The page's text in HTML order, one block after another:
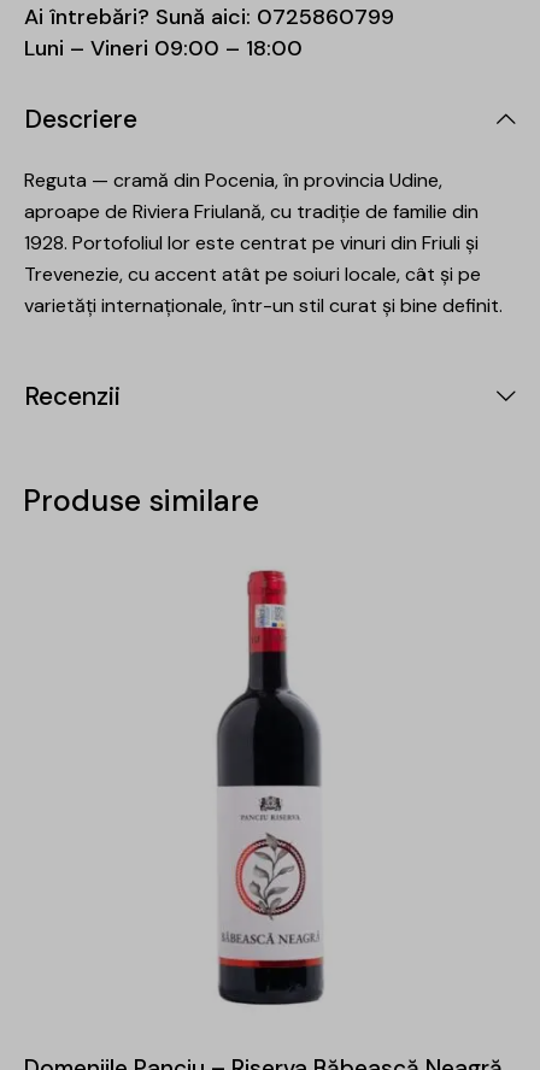
Ai întrebări? Sună aici: 0725860799
Luni – Vineri 09:00 – 18:00
Descriere
Reguta — cramă din Pocenia, în provincia Udine,
aproape de Riviera Friulană, cu tradiție de familie din
1928. Portofoliul lor este centrat pe vinuri din Friuli și
Trevenezie, cu accent atât pe soiuri locale, cât și pe
varietăți internaționale, într-un stil curat și bine definit.
Recenzii
Produse similare